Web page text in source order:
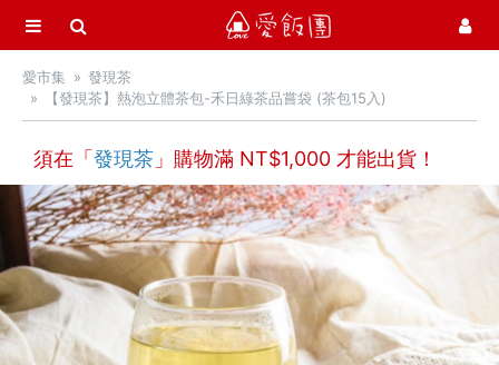
選單
首頁
中秋月餅 / 禮盒
中秋烤肉 / 生鮮
季節推薦 / 新品登場
活力早餐
營養補給站
愛市集
發現茶
【發現茶】熱泡立體茶包-禾日綠茶品嘗袋 (茶包15入)
須在「 發現茶 」購物滿 NT$1,000 才能出貨！